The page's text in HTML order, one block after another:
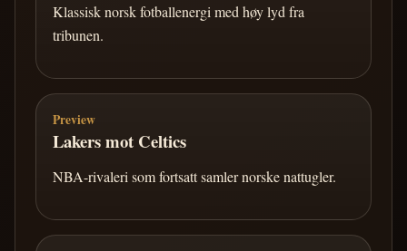
Klassisk norsk fotballenergi med høy lyd fra
tribunen.
Preview
Lakers mot Celtics
NBA-rivaleri som fortsatt samler norske nattugler.